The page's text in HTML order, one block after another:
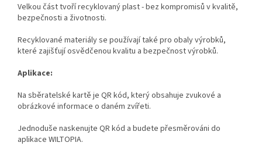
Velkou část tvoří recyklovaný plast - bez kompromisů v kvalitě,
bezpečnosti a životnosti.
Recyklované materiály se používají také pro obaly výrobků,
které zajišťují osvědčenou kvalitu a bezpečnost výrobků.
Aplikace:
Na sběratelské kartě je QR kód, který obsahuje zvukové a
obrázkové informace o daném zvířeti.
Jednoduše naskenujte QR kód a budete přesměrováni do
aplikace WILTOPIA.